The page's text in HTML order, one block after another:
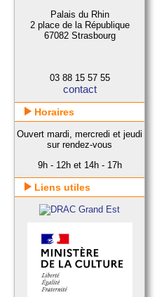
Palais du Rhin
2 place de la République
67082 Strasbourg
03 88 15 57 55
contact
Horaires
Ouvert mardi, mercredi et jeudi
sur rendez-vous
9h - 12h et 14h - 17h
Liens utiles